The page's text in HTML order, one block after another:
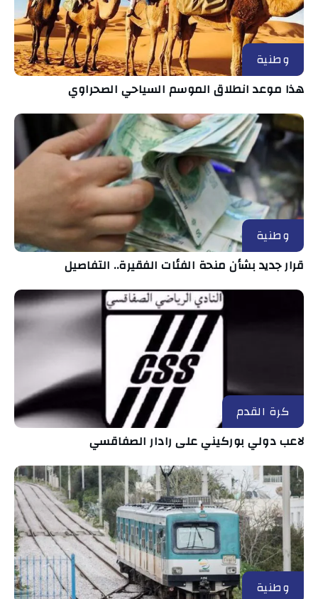
وطنية
هذا موعد انطلاق الموسم السياحي الصحراوي
وطنية
قرار جديد بشأن منحة الفئات الفقيرة.. التفاصيل
كرة القدم
لاعب دولي بوركيني على رادار الصفاقسي
وطنية